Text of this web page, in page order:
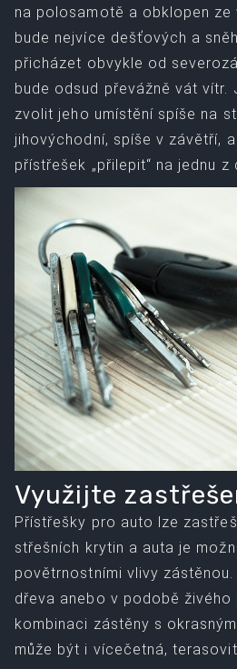
na polosamotě a obklopen ze
bude nejvíce dešťových a
přicházet obvykle od
bude odsud převážně vát vítr.
zvolit jeho umístění spíše na
jihovýchodní, spíše v závětří,
přístřešek „přilepit“ na jednu z
Využijte
Přístřešky pro auto lze
střešních krytin a auta je
povětrnostními vlivy
dřeva anebo v podobě živého
kombinaci zástěny s
může být i vícečetná,